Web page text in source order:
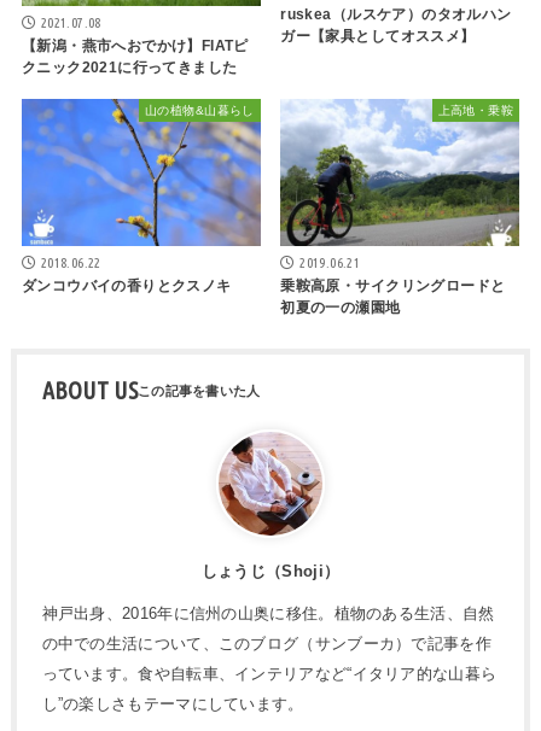
2021.07.08
【新潟・燕市へおでかけ】FIATピ
クニック2021に行ってきました
ruskea（ルスケア）のタオルハン
ガー【家具としてオススメ】
山の植物&山暮らし
2018.06.22
ダンコウバイの香りとクスノキ
上高地・乗鞍
2019.06.21
乗鞍高原・サイクリングロードと
初夏の一の瀬園地
ABOUT US
しょうじ（Shoji）
神戸出身、2016年に信州の山奥に移住。植物のある生活、自然
の中での生活について、このブログ（サンブーカ）で記事を作
っています。食や自転車、インテリアなど“イタリア的な山暮ら
し”の楽しさもテーマにしています。